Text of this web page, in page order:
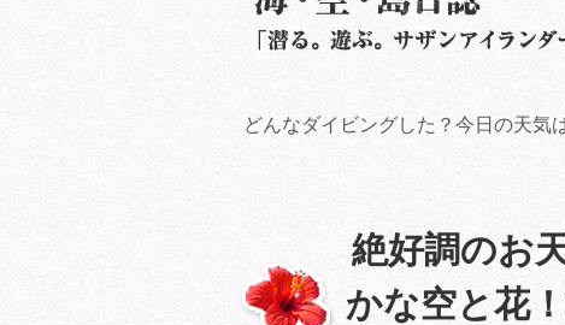
どんなダイビングした？今日の天
絶好調のお
かな空と花